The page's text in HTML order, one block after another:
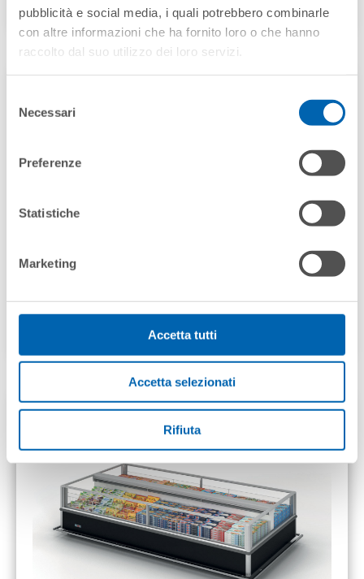
pubblicità e social media, i quali potrebbero combinarle
con altre informazioni che ha fornito loro o che hanno
raccolto dal suo utilizzo dei loro servizi.
delNecessari
Preferenze
Statistiche
Marketing
Accetta tutti
Accetta selezionati
Rifiuta
NEWPORT